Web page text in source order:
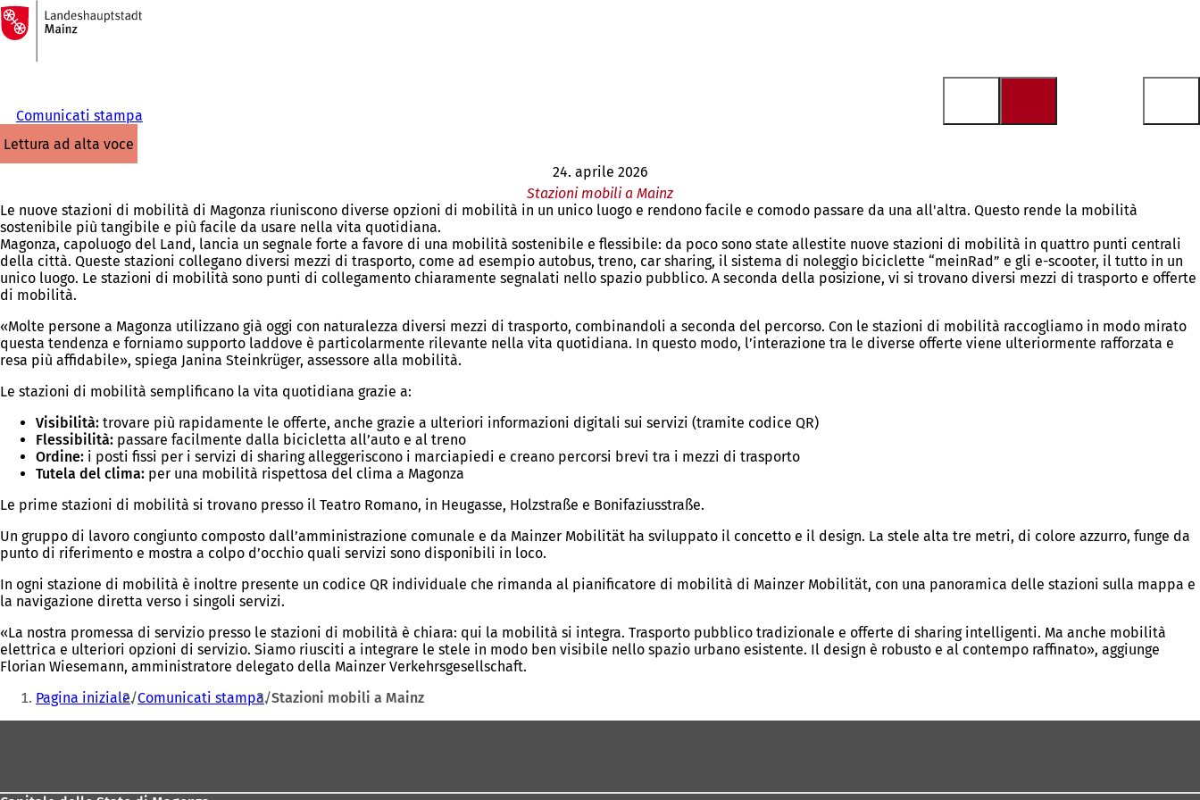
Vai al contenuto
Alla
pagina
iniziale
Comunicati stampa
lettura ad alta voce
24. aprile 2026
Stazioni mobili a Mainz
Le nuove stazioni di mobilità di Magonza riuniscono diverse opzioni di mobilità in un unico luogo e rendono facile e comodo passare da una all'altra. Questo rende la mobilità
sostenibile più tangibile e più facile da usare nella vita quotidiana.
Magonza, capoluogo del Land, lancia un segnale forte a favore di una mobilità sostenibile e flessibile: da poco sono state allestite nuove stazioni di mobilità in quattro punti centrali
della città. Queste stazioni collegano diversi mezzi di trasporto, come ad esempio autobus, treno, car sharing, il sistema di noleggio biciclette “meinRad” e gli e-scooter, il tutto in un
unico luogo. Le stazioni di mobilità sono punti di collegamento chiaramente segnalati nello spazio pubblico. A seconda della posizione, vi si trovano diversi mezzi di trasporto e offerte
di mobilità.
«Molte persone a Magonza utilizzano già oggi con naturalezza diversi mezzi di trasporto, combinandoli a seconda del percorso. Con le stazioni di mobilità raccogliamo in modo mirato
questa tendenza e forniamo supporto laddove è particolarmente rilevante nella vita quotidiana. In questo modo, l’interazione tra le diverse offerte viene ulteriormente rafforzata e
resa più affidabile», spiega Janina Steinkrüger, assessore alla mobilità.
Le stazioni di mobilità semplificano la vita quotidiana grazie a:
Visibilità: trovare più rapidamente le offerte, anche grazie a ulteriori informazioni digitali sui servizi (tramite codice QR)
Flessibilità: passare facilmente dalla bicicletta all’auto e al treno
Ordine: i posti fissi per i servizi di sharing alleggeriscono i marciapiedi e creano percorsi brevi tra i mezzi di trasporto
Tutela del clima: per una mobilità rispettosa del clima a Magonza
Le prime stazioni di mobilità si trovano presso il Teatro Romano, in Heugasse, Holzstraße e Bonifaziusstraße.
Un gruppo di lavoro congiunto composto dall’amministrazione comunale e da Mainzer Mobilität ha sviluppato il concetto e il design. La stele alta tre metri, di colore azzurro, funge da
punto di riferimento e mostra a colpo d’occhio quali servizi sono disponibili in loco.
In ogni stazione di mobilità è inoltre presente un codice QR individuale che rimanda al pianificatore di mobilità di Mainzer Mobilität, con una panoramica delle stazioni sulla mappa e
la navigazione diretta verso i singoli servizi.
«La nostra promessa di servizio presso le stazioni di mobilità è chiara: qui la mobilità si integra. Trasporto pubblico tradizionale e offerte di sharing intelligenti. Ma anche mobilità
elettrica e ulteriori opzioni di servizio. Siamo riusciti a integrare le stele in modo ben visibile nello spazio urbano esistente. Il design è robusto e al contempo raffinato», aggiunge
Florian Wiesemann, amministratore delegato della Mainzer Verkehrsgesellschaft.
Siete
qui:
Pagina iniziale Comunicati stampa Stazioni mobili a Mainz